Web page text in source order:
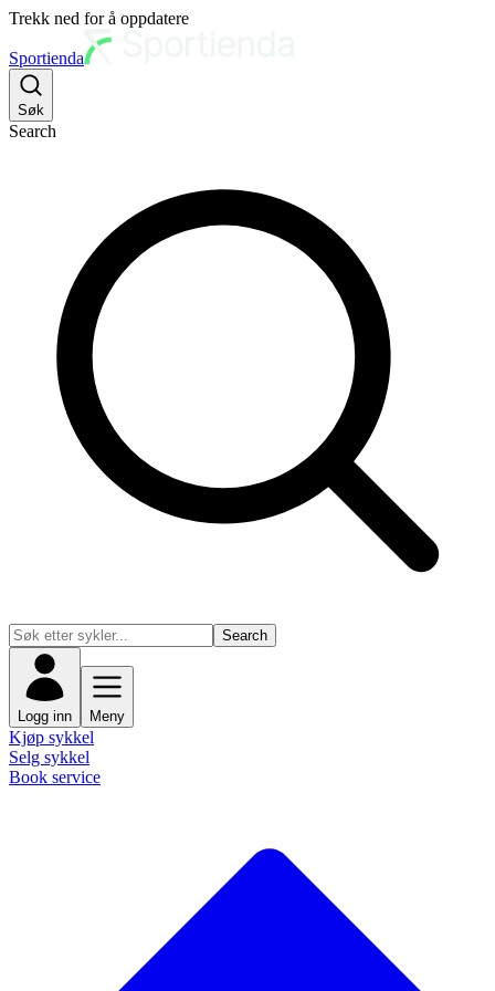
Trekk ned for å oppdatere
Sportienda
Søk
Search
Search
Logg inn Meny
Kjøp sykkel
Selg sykkel
Book service